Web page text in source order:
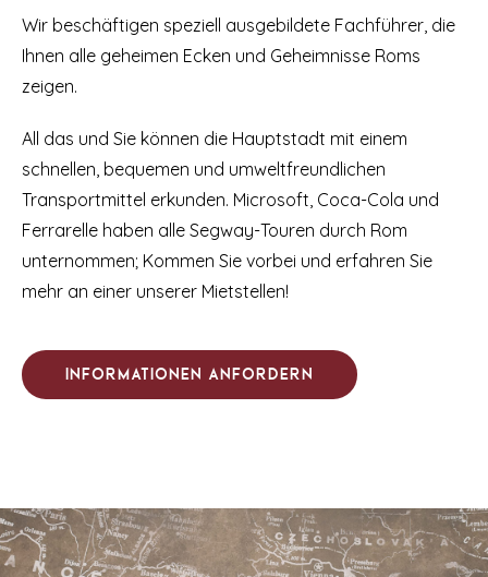
Wir beschäftigen speziell ausgebildete Fachführer, die
Ihnen alle geheimen Ecken und Geheimnisse Roms
zeigen.
All das und Sie können die Hauptstadt mit einem
schnellen, bequemen und umweltfreundlichen
Transportmittel erkunden. Microsoft, Coca-Cola und
Ferrarelle haben alle Segway-Touren durch Rom
unternommen; Kommen Sie vorbei und erfahren Sie
mehr an einer unserer Mietstellen!
Informationen anfordern